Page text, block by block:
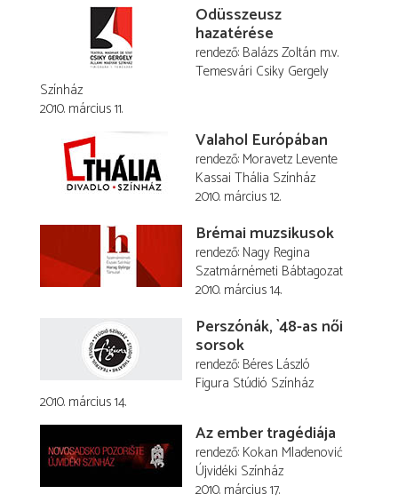
Odüsszeusz
hazatérése
rendező Balázs Zoltán m.v.
Temesvári Csiky Gergely
Színház
2010. március 11.
Valahol Európában
rendező Moravetz Levente
Kassai Thália Színház
2010. március 12.
Brémai muzsikusok
rendező Nagy Regina
Szatmárnémeti Bábtagozat
2010. március 14.
Perszónák, `48-as női
sorsok
rendező Béres László
Figura Stúdió Színház
2010. március 14.
Az ember tragédiája
rendező Kokan Mladenović
Újvidéki Színház
2010. március 17.